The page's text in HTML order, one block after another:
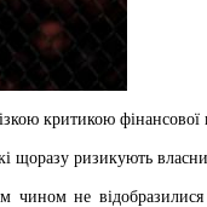
критикою
щоразу ризикують
чином не